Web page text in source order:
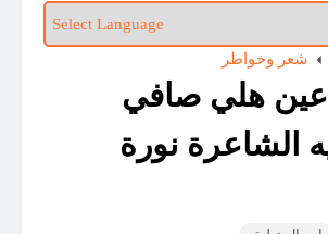
شعر وخواطر
هلي صافي
الشاعرة نورة